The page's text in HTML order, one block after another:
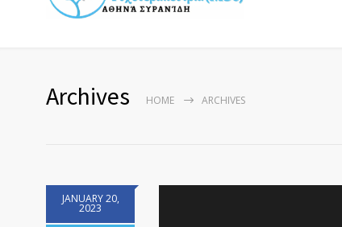
Archives HOME ARCHIVES
JANUARY 20,
2023